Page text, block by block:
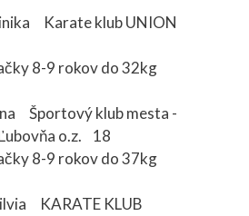
Karate klub UNION
8-9 rokov do 32kg
Športový klub mesta -
o.z. 18
8-9 rokov do 37kg
KARATE KLUB